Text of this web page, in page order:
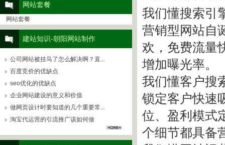
我们懂搜索引
营销型网站自
欢，免费流量
增加曝光率。
我们懂客户搜
锁定客户快速
位、盈利模式
个细节都具备
网站套餐
网站套餐
建站知识-朝阳网站制作
公司网站被挂马了怎么解决啊？直...
百度竞价的优缺点
seo优化的优缺点
企业网站建设的意义和价值
做网页设计时要知道的几个重要常...
淘宝代运营的引流推广该如何做